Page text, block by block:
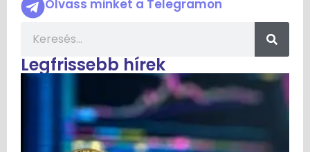
Olvass minket a Telegramon
Legfrissebb hírek